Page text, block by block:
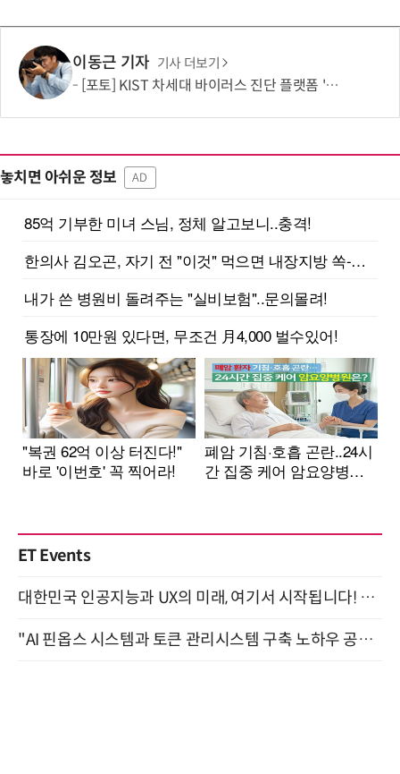
이동근 기자 기사 더보기
[포토] KIST 차세대 바이러스 진단 플랫폼 '퓨전 어세이' 개발
놓치면 아쉬운 정보 AD
ET Events
대한민국 인공지능과 UX의 미래, 여기서 시작됩니다! UX Korea 2026 - Fall 9월 2일 개최
"AI 핀옵스 시스템과 토큰 관리시스템 구축 노하우 공개" 잠실 한국광고문화회관 2층 대회의실 (8/21)